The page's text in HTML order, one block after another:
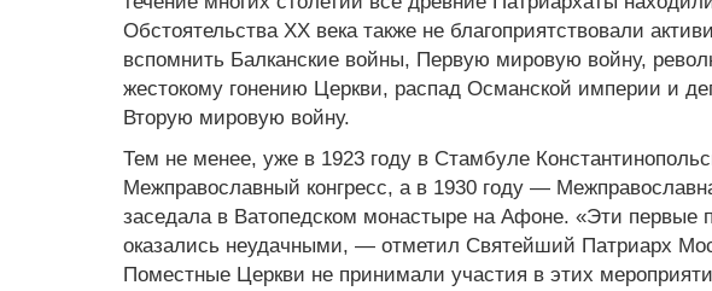
Обстоятельства ХХ века также не благоприятствовали
вспомнить Балканские войны, Первую мировую войну,
жестокому гонению Церкви, распад Османской империи и
Вторую мировую войну.
Тем не менее, уже в 1923 году в Стамбуле
Межправославный конгресс, а в 1930 году —
заседала в Ватопедском монастыре на Афоне. «Эти первые
оказались неудачными, — отметил Святейший Патриарх
Поместные Церкви не принимали участия в этих